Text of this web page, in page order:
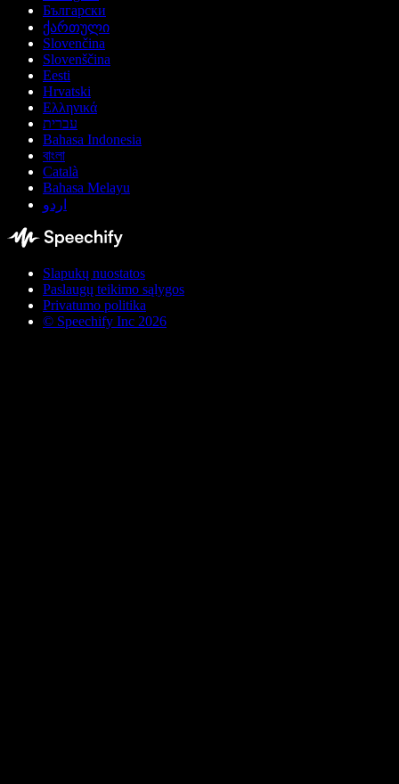
Български
ქართული
Slovenčina
Slovenščina
Eesti
Hrvatski
Ελληνικά
עברית
Bahasa Indonesia
বাংলা
Català
Bahasa Melayu
اردو
Slapukų nuostatos
Paslaugų teikimo sąlygos
Privatumo politika
© Speechify Inc 2026